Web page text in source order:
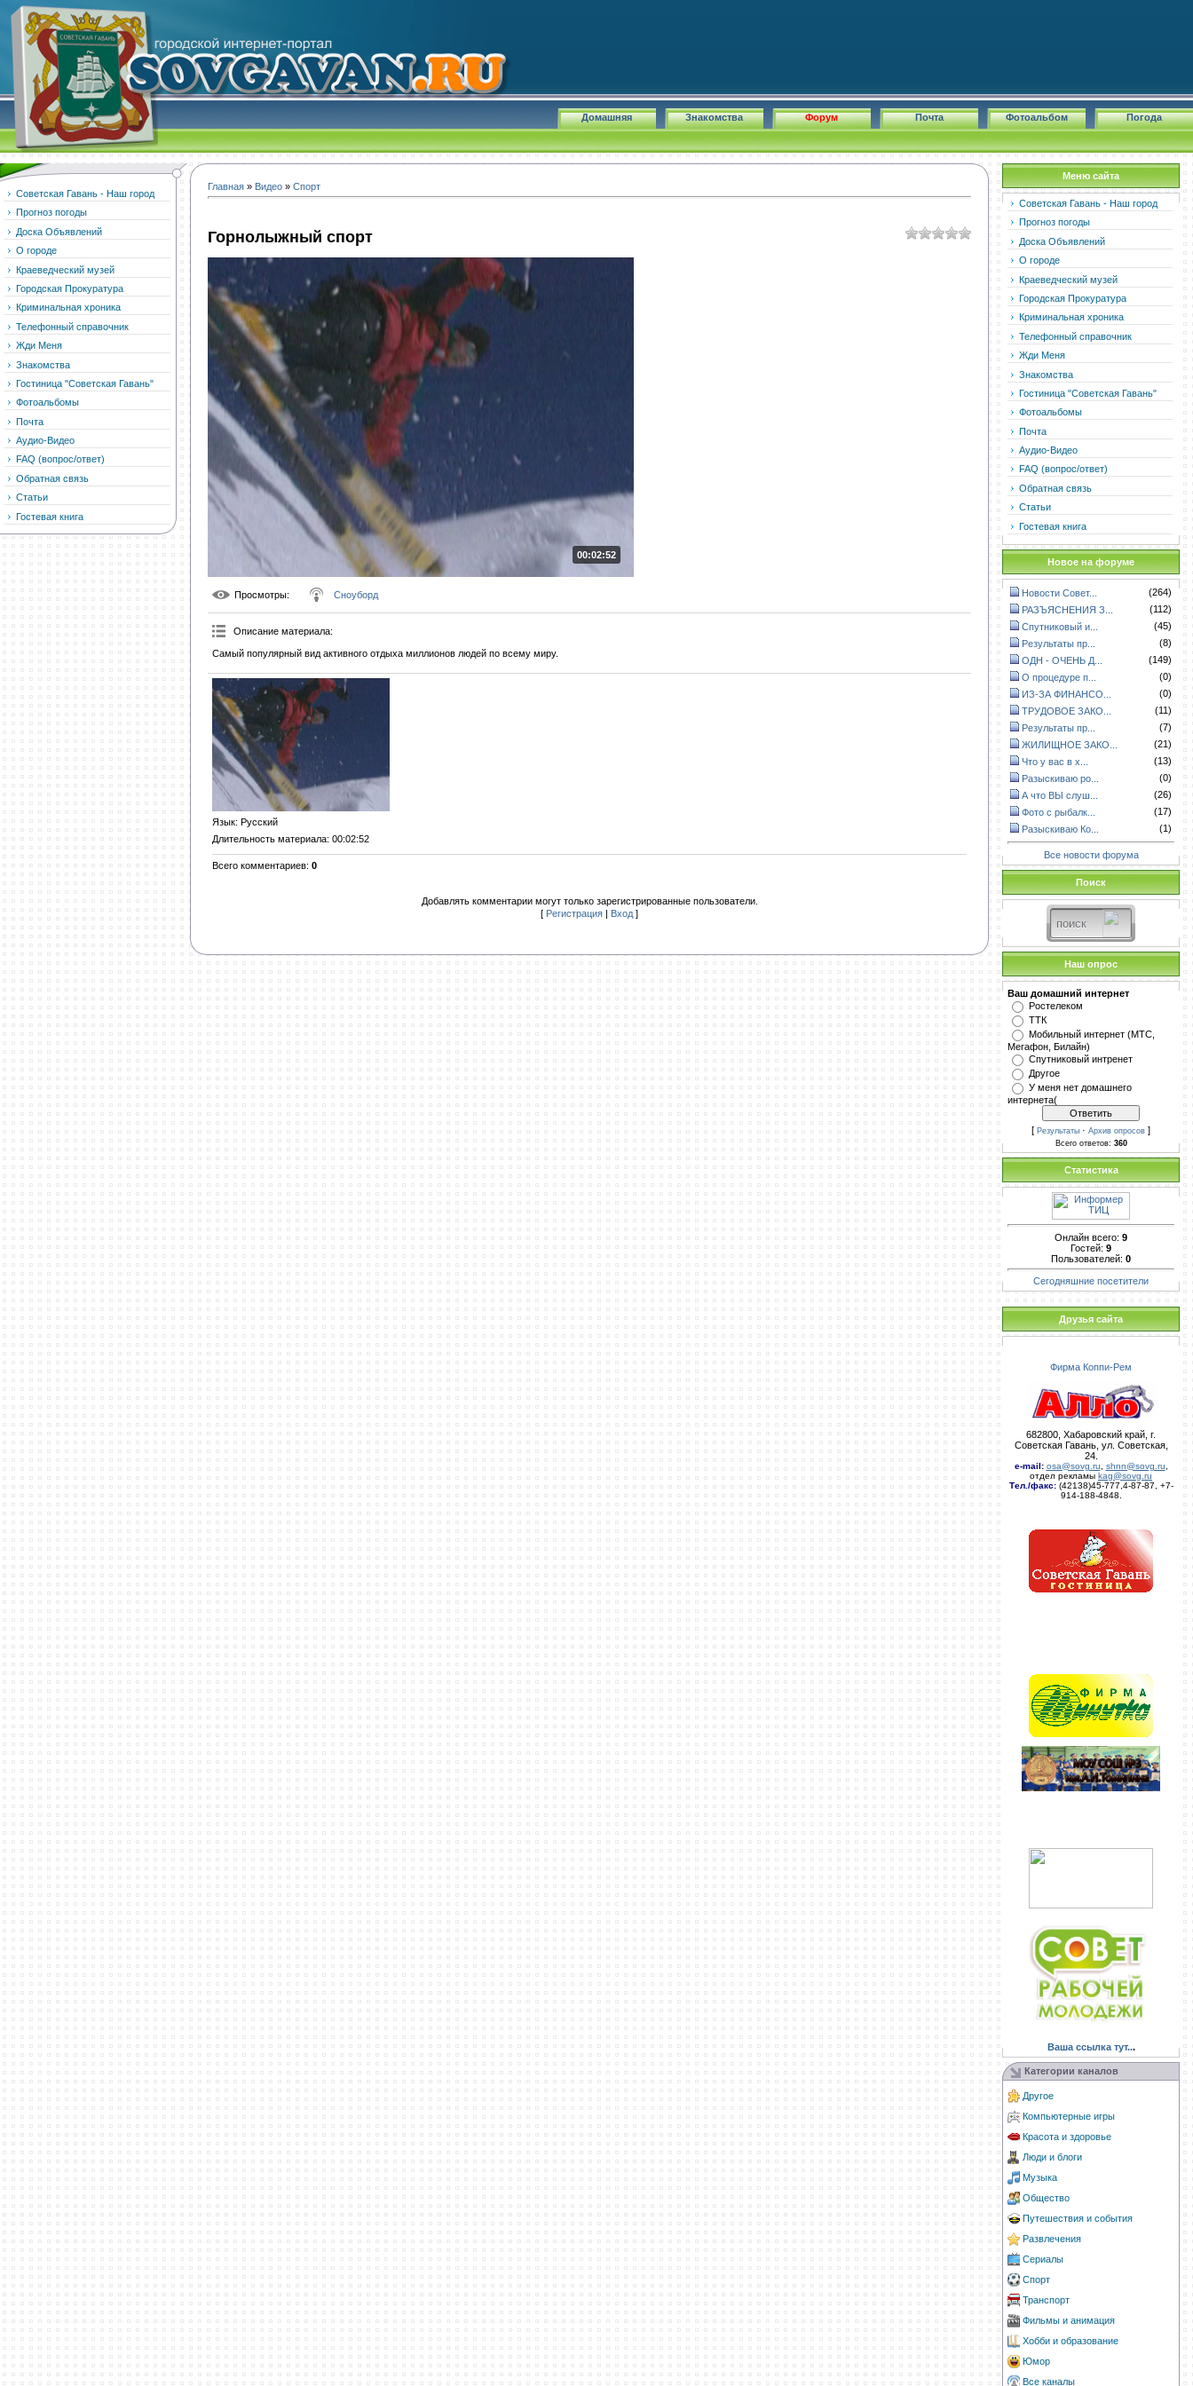
Погода
Фотоальбом
Почта
Форум
Знакомства
Домашняя
Советская Гавань - Наш город
Прогноз погоды
Доска Объявлений
О городе
Краеведческий музей
Городская Прокуратура
Криминальная хроника
Телефонный справочник
Жди Меня
Знакомства
Гостиница "Советская Гавань"
Фотоальбомы
Почта
Аудио-Видео
FAQ (вопрос/ответ)
Обратная связь
Статьи
Гостевая книга
Главная » Видео » Спорт
Горнолыжный спорт
00:02:52
Просмотры: Сноуборд
Описание материала:
Самый популярный вид активного отдыха миллионов людей по всему миру.
Язык: Русский
Длительность материала: 00:02:52
Всего комментариев: 0
Добавлять комментарии могут только зарегистрированные пользователи.
[ Регистрация | Вход ]
Меню сайта
Советская Гавань - Наш город
Прогноз погоды
Доска Объявлений
О городе
Краеведческий музей
Городская Прокуратура
Криминальная хроника
Телефонный справочник
Жди Меня
Знакомства
Гостиница "Советская Гавань"
Фотоальбомы
Почта
Аудио-Видео
FAQ (вопрос/ответ)
Обратная связь
Статьи
Гостевая книга
Новое на форуме
Новости Совет...
(264)
РАЗЪЯСНЕНИЯ З...
(112)
Спутниковый и...
(45)
Результаты пр...
(8)
ОДН - ОЧЕНЬ Д...
(149)
О процедуре п...
(0)
ИЗ-ЗА ФИНАНСО...
(0)
ТРУДОВОЕ ЗАКО...
(11)
Результаты пр...
(7)
ЖИЛИЩНОЕ ЗАКО...
(21)
Что у вас в х...
(13)
Разыскиваю ро...
(0)
А что ВЫ слуш...
(26)
Фото с рыбалк...
(17)
Разыскиваю Ко...
(1)
Все новости форума
Поиск
Наш опрос
Ваш домашний интернет
Ростелеком
ТТК
Мобильный интернет (МТС,
Мегафон, Билайн)
Спутниковый интренет
Другое
У меня нет домашнего
интернета(
[ Результаты · Архив опросов ]
Всего ответов: 360
Статистика
Онлайн всего: 9
Гостей: 9
Пользователей: 0
Сегодняшние посетители
Друзья сайта
Фирма Коппи-Рем
682800, Хабаровский край, г.
Советская Гавань, ул. Советская,
24.
e-mail: osa@sovg.ru shnn@sovg.ru
отдел рекламы kag@sovg.ru
Тел./факс:(42138)45-777,4-87-87, +7-
914-188-4848.
Ваша ссылка тут...
Категории каналов
Другое
Компьютерные игры
Красота и здоровье
Люди и блоги
Музыка
Общество
Путешествия и события
Развлечения
Сериалы
Спорт
Транспорт
Фильмы и анимация
Хобби и образование
Юмор
Все каналы